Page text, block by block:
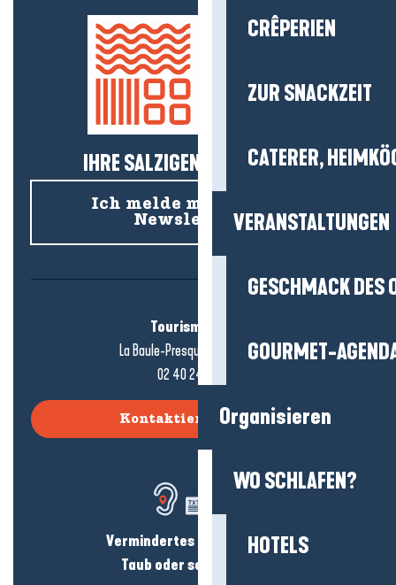
CRÊPERIEN
ZUR SNACKZEIT
CATERER,
VERANSTALTUNGEN
GESCHMACK DES
GOURMET-
Organisieren
WO SCHLAFEN?
HOTELS
IHRE SALZIGEN NEUIGKEITEN!
Ich melde mich für den
Newsletter an
Tourismusbüro
La Baule-Presqu'île de Guérande
02 40 24 34 44
Kontaktieren Sie uns
Vermindertes Hörvermögen?
Taub oder schwerhörig?